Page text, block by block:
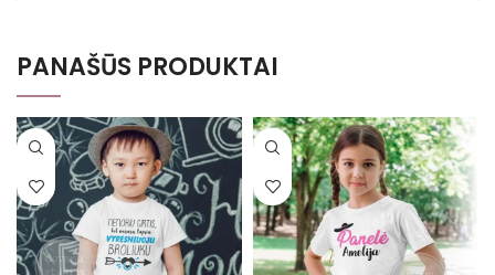
PANAŠŪS PRODUKTAI